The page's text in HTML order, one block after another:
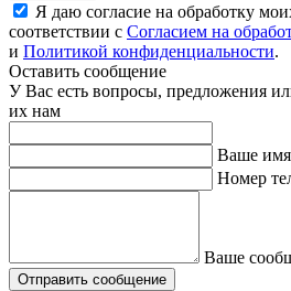
Я даю согласие на обработку
соответствии с Согласием на
и Политикой конфиденциальности.
Оставить сообщение
У Вас есть вопросы, предложения
их нам
Ваше имя
Номер
Ваше
Отправить сообщение